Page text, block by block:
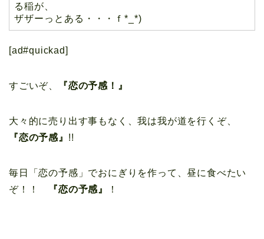
る稲が、
ザザーっとある・・・ｆ*_*)
[ad#quickad]
すごいぞ、 『恋の予感！』
大々的に売り出す事もなく、我は我が道を行くぞ、
『恋の予感』 !!
毎日「恋の予感」でおにぎりを作って、昼に食べたい
ぞ！！
『恋の予感』 ！